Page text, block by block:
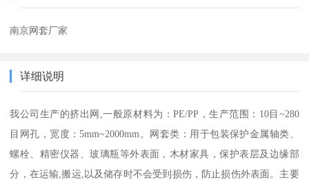
南京网套厂家
详细说明
我公司生产的挤出网,一般原材料为：PE/PP，生产范围：10目~280
目网孔，宽度：5mm~2000mm。网套类：用于包装保护金属轴类、
螺栓、精密仪器、玻璃瓶等外表面，木材家具，保护表层及边缘部
分，在运输,搬运,以及储存时不会受到损伤，防止损伤外表面。主要